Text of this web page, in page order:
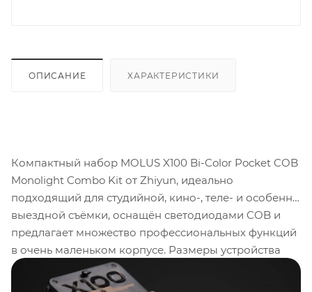
ОПИСАНИЕ ХАРАКТЕРИСТИКИ
Компактный набор MOLUS X100 Bi-Color Pocket COB
Monolight Combo Kit от Zhiyun, идеально
подходящий для студийной, кино-, теле- и особенно
выездной съёмки, оснащён светодиодами COB и
предлагает множество профессиональных функций
в очень маленьком корпусе. Размеры устройства
составляют 5,7 x 3,7 x 1,4 дюйма. X100 имеет широкий
диапазон регулируемой цветовой температуры от